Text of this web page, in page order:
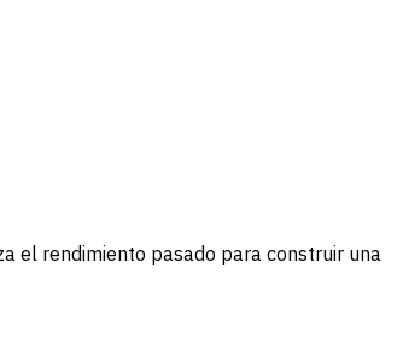
el rendimiento pasado para construir una